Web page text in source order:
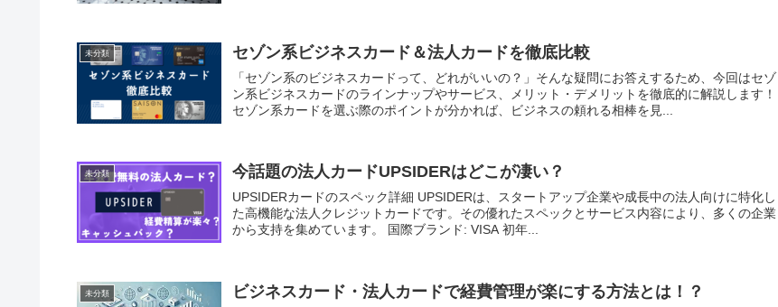
未分類 セゾン系ビジネスカード＆法人カードを徹底比較
「セゾン系のビジネスカードって、どれがいいの？」そんな疑問にお答えするため、今回はセゾ
ン系ビジネスカードのラインナップやサービス、メリット・デメリットを徹底的に解説します！
セゾン系カードを選ぶ際のポイントが分かれば、ビジネスの頼れる相棒を見...
未分類 今話題の法人カードUPSIDERはどこが凄い？
UPSIDERカードのスペック詳細 UPSIDERは、スタートアップ企業や成長中の法人向けに特化し
た高機能な法人クレジットカードです。その優れたスペックとサービス内容により、多くの企業
から支持を集めています。 国際ブランド: VISA 初年...
未分類 ビジネスカード・法人カードで経費管理が楽にする方法とは！？